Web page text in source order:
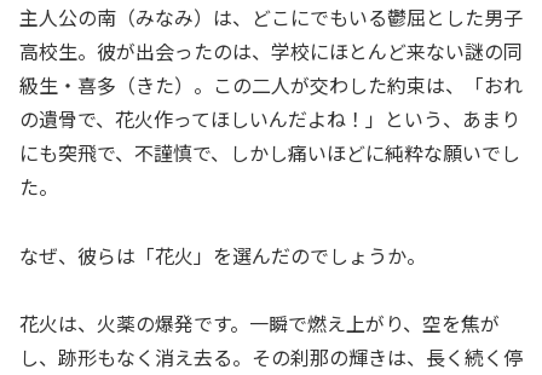
主人公の南（みなみ）は、どこにでもいる鬱屈とした男子
高校生。彼が出会ったのは、学校にほとんど来ない謎の同
級生・喜多（きた）。この二人が交わした約束は、「おれ
の遺骨で、花火作ってほしいんだよね！」という、あまり
にも突飛で、不謹慎で、しかし痛いほどに純粋な願いでし
た。
なぜ、彼らは「花火」を選んだのでしょうか。
花火は、火薬の爆発です。一瞬で燃え上がり、空を焦が
し、跡形もなく消え去る。その刹那の輝きは、長く続く停